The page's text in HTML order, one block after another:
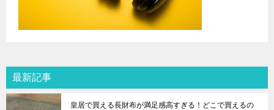
最新記事
皇居で買える長財布が満足感高すぎる！どこで買えるの